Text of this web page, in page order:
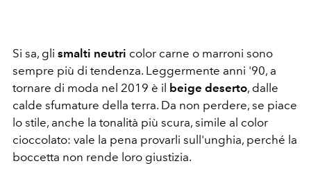
Si sa, gli smalti neutri color carne o marroni sono
sempre più di tendenza. Leggermente anni '90, a
tornare di moda nel 2019 è il beige deserto, dalle
calde sfumature della terra. Da non perdere, se piace
lo stile, anche la tonalità più scura, simile al color
cioccolato: vale la pena provarli sull'unghia, perché la
boccetta non rende loro giustizia.